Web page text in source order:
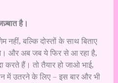
है।
नहीं, बल्कि दोस्तों के साथ बिताए
और अब जब ये फिर से आ रहा है,
करते हैं। तो तैयार हो जाओ भाई,
में उतरने के लिए – इस बार और भी